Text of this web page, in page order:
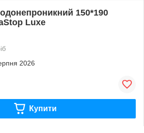
150*190
Luxe
2026
Купити